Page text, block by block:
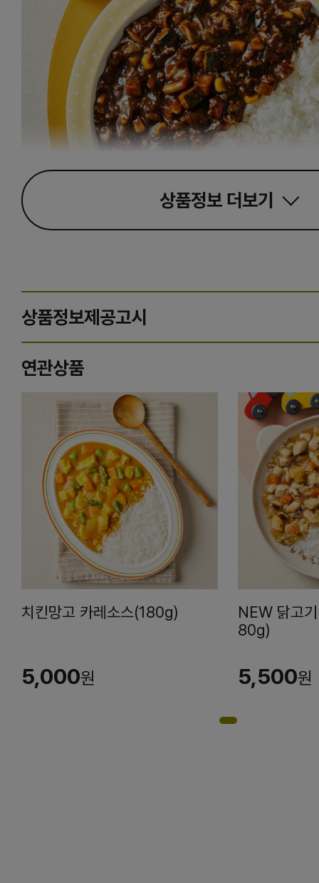
상품정보 더보기
상품정보제공고시
연관상품
치킨망고 카레소스(180g)
5,000원
NEW 닭고
80g)
5,500원